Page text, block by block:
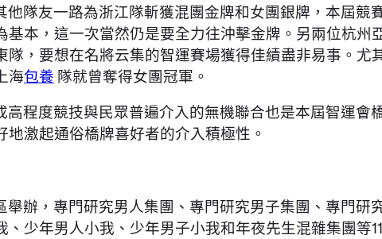
隊友一路為浙江隊斬獲混團金牌和女團銀牌，本屆競
本，這一次當然仍是要全力往沖擊金牌。另兩位杭
，要想在名將云集的智運賽場獲得佳績盡非易事。尤
海包養 隊就曾奪得女團冠軍。
程度競技與民眾普遍介入的無機聯合也是本屆智運
激起通俗橋牌喜好者的介入積極性。
辦，專門研究男人集團、專門研究男子集團、專門
少年男人小我、少年男子小我和年夜先生混雜集團等